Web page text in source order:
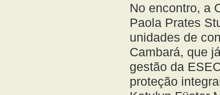
No encontro, a
Paola Prates
unidades de
Cambará, que
gestão da
proteção